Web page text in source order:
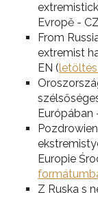
Evropě -
From
extremist
EN (
Európában
Europie
Z Ruska s